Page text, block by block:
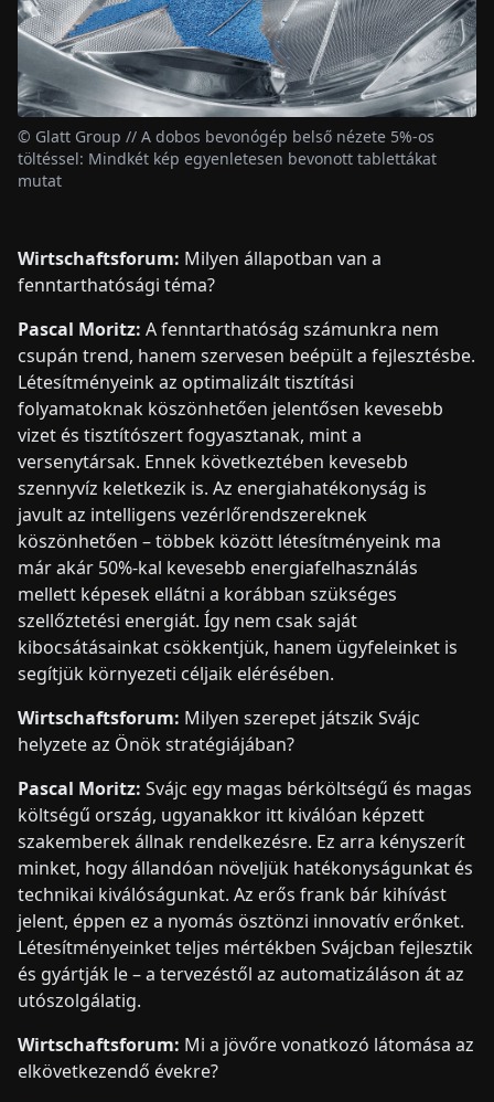
© Glatt Group // A dobos bevonógép belső nézete 5%-os
töltéssel: Mindkét kép egyenletesen bevonott tablettákat
mutat
Wirtschaftsforum: Milyen állapotban van a
fenntarthatósági téma?
Pascal Moritz: A fenntarthatóság számunkra nem
csupán trend, hanem szervesen beépült a fejlesztésbe.
Létesítményeink az optimalizált tisztítási
folyamatoknak köszönhetően jelentősen kevesebb
vizet és tisztítószert fogyasztanak, mint a
versenytársak. Ennek következtében kevesebb
szennyvíz keletkezik is. Az energiahatékonyság is
javult az intelligens vezérlőrendszereknek
köszönhetően – többek között létesítményeink ma
már akár 50%-kal kevesebb energiafelhasználás
mellett képesek ellátni a korábban szükséges
szellőztetési energiát. Így nem csak saját
kibocsátásainkat csökkentjük, hanem ügyfeleinket is
segítjük környezeti céljaik elérésében.
Wirtschaftsforum: Milyen szerepet játszik Svájc
helyzete az Önök stratégiájában?
Pascal Moritz: Svájc egy magas bérköltségű és magas
költségű ország, ugyanakkor itt kiválóan képzett
szakemberek állnak rendelkezésre. Ez arra kényszerít
minket, hogy állandóan növeljük hatékonyságunkat és
technikai kiválóságunkat. Az erős frank bár kihívást
jelent, éppen ez a nyomás ösztönzi innovatív erőnket.
Létesítményeinket teljes mértékben Svájcban fejlesztik
és gyártják le – a tervezéstől az automatizáláson át az
utószolgálatig.
Wirtschaftsforum: Mi a jövőre vonatkozó látomása az
elkövetkezendő évekre?